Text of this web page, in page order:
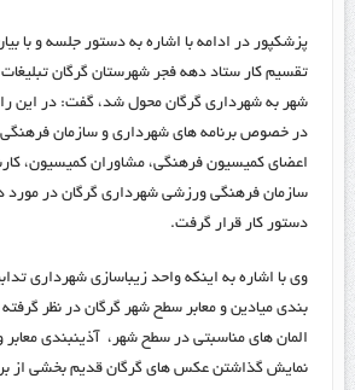
پزشکپور در ادامه با اشاره به دستور جلسه و با
تقسیم کار ستاد دهه فجر شهرستان گرگان
شهر به شهرداری گرگان محول شد، گفت: در این
در خصوص برنامه های شهرداری و سازمان
اعضای کمیسیون فرهنگی، مشاوران کمیسیون،
سازمان فرهنگی ورزشی شهرداری گرگان در مورد
دستور کار قرار گرفت.
وی با اشاره به اینکه واحد زیباسازی شهرداری
بندی میادین و معابر سطح شهر گرگان در نظر
المان های مناسبتی در سطح شهر، آذینبندی معابر
نمایش گذاشتن عکس های گرگان قدیم بخشی از